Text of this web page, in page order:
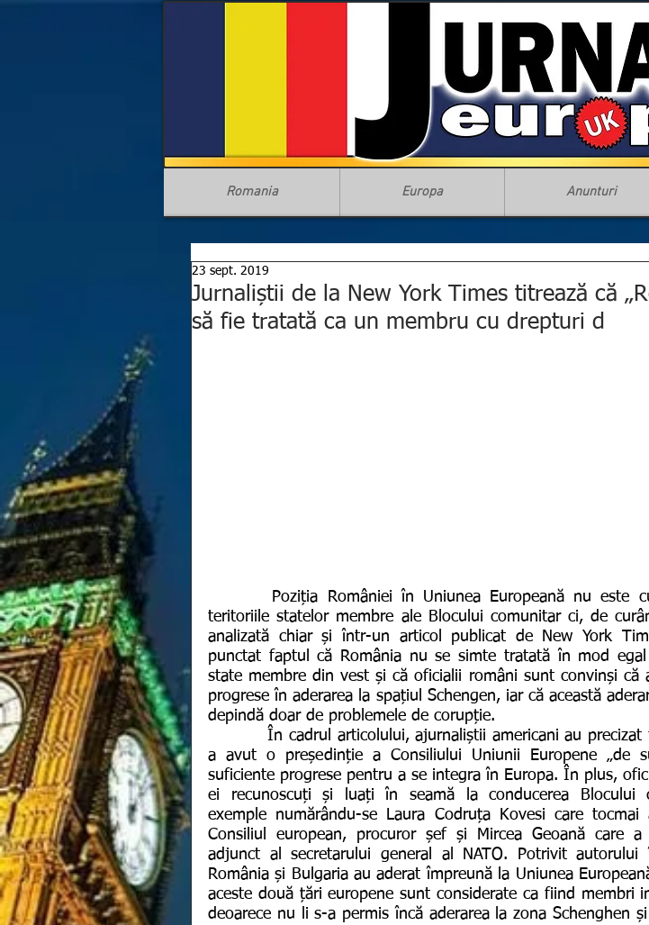
Romania Europa Anunturi
Jurnaliștii de la New York Times titrează că
să fie tratată ca un membru cu drepturi d
23 sept. 2019
teritoriile statelor membre ale Blocului comunitar ci, de
analizată chiar și într-un articol publicat de New York
punctat faptul că România nu se simte tratată în mod
state membre din vest și că oficialii români sunt convinși că
progrese în aderarea la spațiul Schengen, iar că această
depindă doar de problemele de corupție.
          În cadrul articolului, ajurnaliștii americani au precizat faptul că România
a avut o președinție a Consiliului Uniunii Europene „de
suficiente progrese pentru a se integra în Europa. În plus,
ei recunoscuți și luați în seamă la conducerea Blocului
exemple numărându-se Laura Codruța Kovesi care
Consiliul european, procuror șef și Mircea Geoană care
adjunct al secretarului general al NATO. Potrivit
România și Bulgaria au aderat împreună la Uniunea
aceste două țări europene sunt considerate ca fiind membri
deoarece nu li s-a permis încă aderarea la zona Schenghen